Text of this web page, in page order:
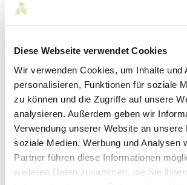
Diese Webseite verwendet Cookies
Wir verwenden Cookies, um Inhalte und
personalisieren, Funktionen für soziale
zu können und die Zugriffe auf unsere
analysieren. Außerdem geben wir
Verwendung unserer Website an unsere
soziale Medien, Werbung und Analysen
Partner führen diese Informationen
weiteren Daten zusammen, die Sie
Die Pressemitteilung finden Sie in der
Download.
zweitgrößte Konsumgüterindustrie und
Südwesttextil vertritt die Interessen der
Württemberg. Der Wirtschafts- und
eine Gemeinschaft von rund 200
Euro Umsatz und 24.000 Beschäftigten.
Viele sind wichtige Zulieferer für die
und Raumfahrt und Medizin oder
Mode und hochwertigen Heimtextilien
und komfortabler.